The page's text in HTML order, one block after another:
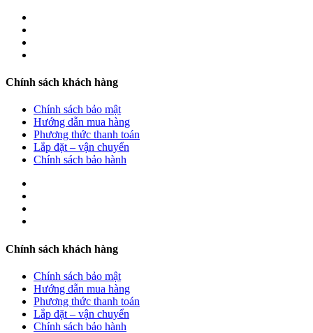
Chính sách khách hàng
Chính sách bảo mật
Hướng dẫn mua hàng
Phương thức thanh toán
Lắp đặt – vận chuyển
Chính sách bảo hành
Chính sách khách hàng
Chính sách bảo mật
Hướng dẫn mua hàng
Phương thức thanh toán
Lắp đặt – vận chuyển
Chính sách bảo hành